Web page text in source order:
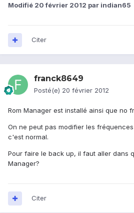
Modifié 20 février 2012 par indian65
Citer
franck8649
Posté(e) 20 février 2012
Rom Manager est installé ainsi que no
On ne peut pas modifier les
c'est normal.
Pour faire le back up, il faut aller dans
Manager?
Citer